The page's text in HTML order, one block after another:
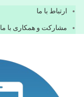
ارتباط با ما
مشاركت و همكاری با ما